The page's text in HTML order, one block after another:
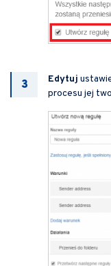
Edytuj
procesu jej